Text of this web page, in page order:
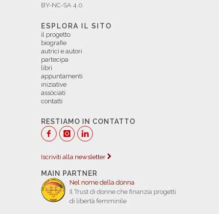
BY-NC-SA 4.0.
ESPLORA IL SITO
il progetto
biografie
autrici e autori
partecipa
libri
appuntamenti
iniziative
assòciati
contatti
RESTIAMO IN CONTATTO
Iscriviti alla newsletter
MAIN PARTNER
Nel nome della donna
Il Trust di donne che finanzia progetti
di libertà femminile